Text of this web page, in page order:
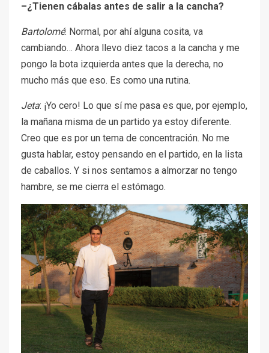
–¿Tienen cábalas antes de salir a la cancha?
Bartolomé: Normal, por ahí alguna cosita, va
cambiando… Ahora llevo diez tacos a la cancha y me
pongo la bota izquierda antes que la derecha, no
mucho más que eso. Es como una rutina.
Jeta: ¡Yo cero! Lo que sí me pasa es que, por ejemplo,
la mañana misma de un partido ya estoy diferente.
Creo que es por un tema de concentración. No me
gusta hablar, estoy pensando en el partido, en la lista
de caballos. Y si nos sentamos a almorzar no tengo
hambre, se me cierra el estómago.